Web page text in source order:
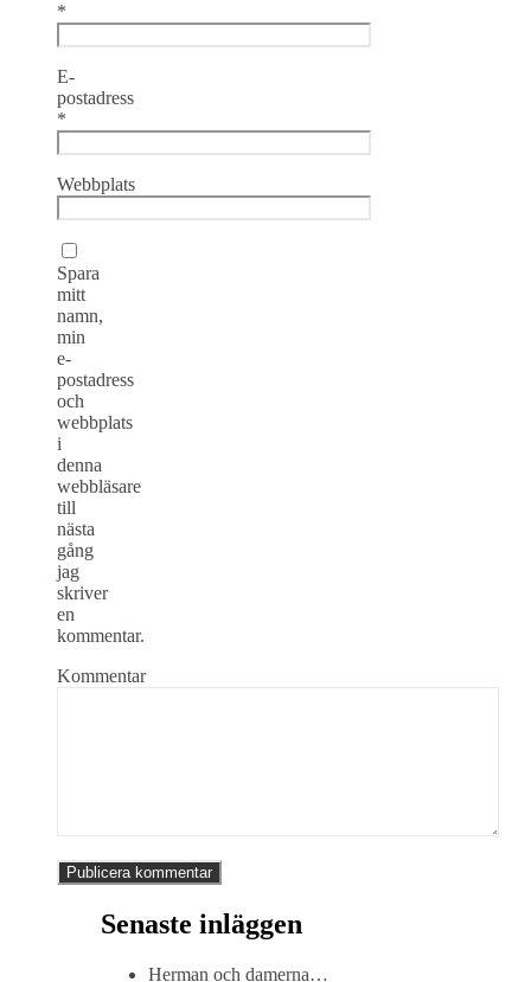
*
E-
postadress
*
Webbplats
Spara
mitt
namn,
min
e-
postadress
och
webbplats
i
denna
webbläsare
till
nästa
gång
jag
skriver
en
kommentar.
Kommentar
Senaste inläggen
Herman och damerna…